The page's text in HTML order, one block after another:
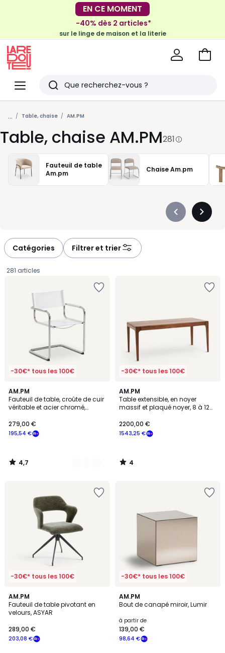
EN CE MOMENT
-30€ tous les 100€*
-40% dès 2 articles*
sur le linge de maison et la literie
Menu
Redoute
Rechercher
Derniers
articles
vus
Voir
... Table, chaise AM.PM
Table, chaise AM.PM281
Fauteuil de table
Am.pm
Chaise Am.pm
Précédent
Catégories Filtrer et trier
281 articles
-30€* tous les 100€
AM.PM
Fauteuil de table, croûte de cuir
véritable et acier chromé,
€
souscrivez
notre
programme
195,54 €
279,00 €
4,7
/ 5
3
Couleurs
4,7
/
-30€* tous les 100€
AM.PM
Table extensible, en noyer
massif et plaqué noyer, 8 à 12
1543,25 €
2200,00 €
4
/
5
4
/
-30€* tous les 100€
AM.PM
Fauteuil de table pivotant en
velours, ASYAR
203,08 €
289,00 €
5
/
5
4
Couleurs
-30€* tous les 100€
AM.PM
Bout de canapé miroir, Lumir
à partir de
98,64 €
139,00 €
4,8
/ 5
2
Couleurs